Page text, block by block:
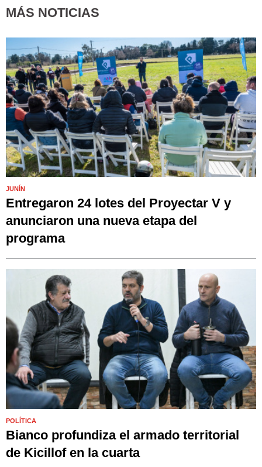
MÁS NOTICIAS
JUNÍN
Entregaron 24 lotes del Proyectar V y
anunciaron una nueva etapa del
programa
POLÍTICA
Bianco profundiza el armado territorial
de Kicillof en la cuarta